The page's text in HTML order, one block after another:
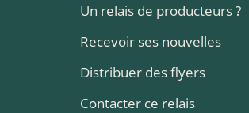
Un relais de producteurs ?
Recevoir ses nouvelles
Distribuer des flyers
Contacter ce relais